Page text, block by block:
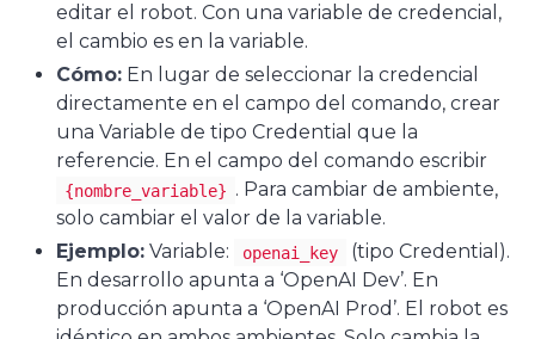
editar el robot. Con una variable de credencial,
el cambio es en la variable.
Cómo: En lugar de seleccionar la credencial
directamente en el campo del comando, crear
una Variable de tipo Credential que la
referencie. En el campo del comando escribir
{nombre_variable} . Para cambiar de ambiente,
solo cambiar el valor de la variable.
Ejemplo: Variable: openai_key
(tipo Credential).
En desarrollo apunta a ‘OpenAI Dev’. En
producción apunta a ‘OpenAI Prod’. El robot es